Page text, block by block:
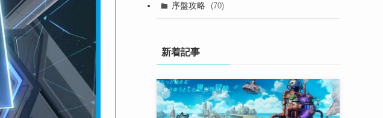
(2)
序盤攻略 (70)
新着記事